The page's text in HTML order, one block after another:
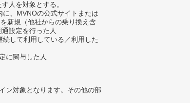
人を対象とする。
に、MVNOの公式サイトまたは
新規（他社からの乗り換え含
設定を行った人
続して利用している／利用した
に関与した人
ン対象となります。その他の部